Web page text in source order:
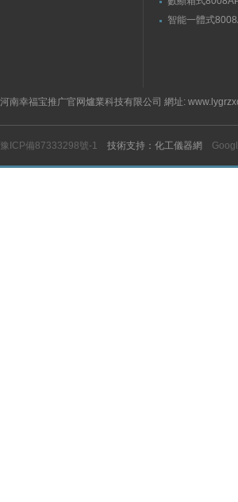
宝隐藏入口
智能一體式
河南幸福宝推广官网爐業科技有限公司 網址:
豫ICP備87333298號-1 技術支持：化工儀器網